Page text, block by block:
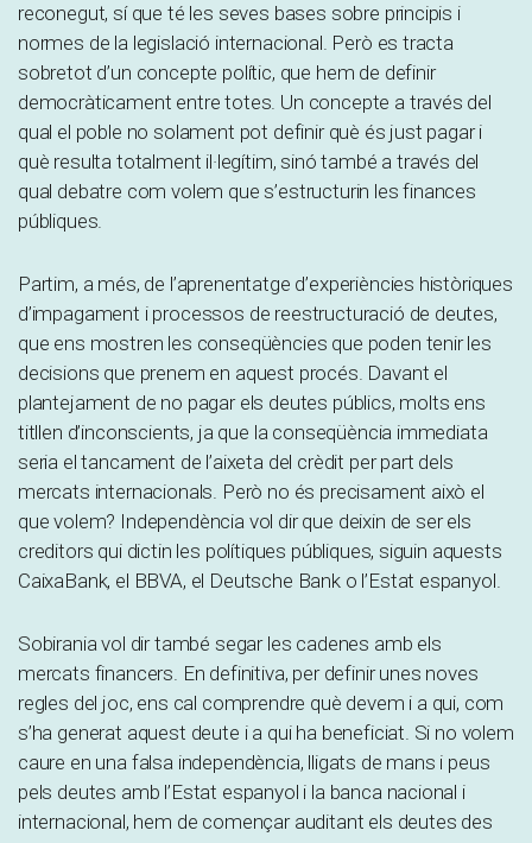
reconegut, sí que té les seves bases sobre principis i
normes de la legislació internacional. Però es tracta
sobretot d’un concepte polític, que hem de definir
democràticament entre totes. Un concepte a través del
qual el poble no solament pot definir què és just pagar i
què resulta totalment il·legítim, sinó també a través del
qual debatre com volem que s’estructurin les finances
públiques.
Partim, a més, de l’aprenentatge d’experiències històriques
d’impagament i processos de reestructuració de deutes,
que ens mostren les conseqüències que poden tenir les
decisions que prenem en aquest procés. Davant el
plantejament de no pagar els deutes públics, molts ens
titllen d’inconscients, ja que la conseqüència immediata
seria el tancament de l’aixeta del crèdit per part dels
mercats internacionals. Però no és precisament això el
que volem? Independència vol dir que deixin de ser els
creditors qui dictin les polítiques públiques, siguin aquests
CaixaBank, el BBVA, el Deutsche Bank o l’Estat espanyol.
Sobirania vol dir també segar les cadenes amb els
mercats financers. En definitiva, per definir unes noves
regles del joc, ens cal comprendre què devem i a qui, com
s’ha generat aquest deute i a qui ha beneficiat. Si no volem
caure en una falsa independència, lligats de mans i peus
pels deutes amb l’Estat espanyol i la banca nacional i
internacional, hem de començar auditant els deutes des